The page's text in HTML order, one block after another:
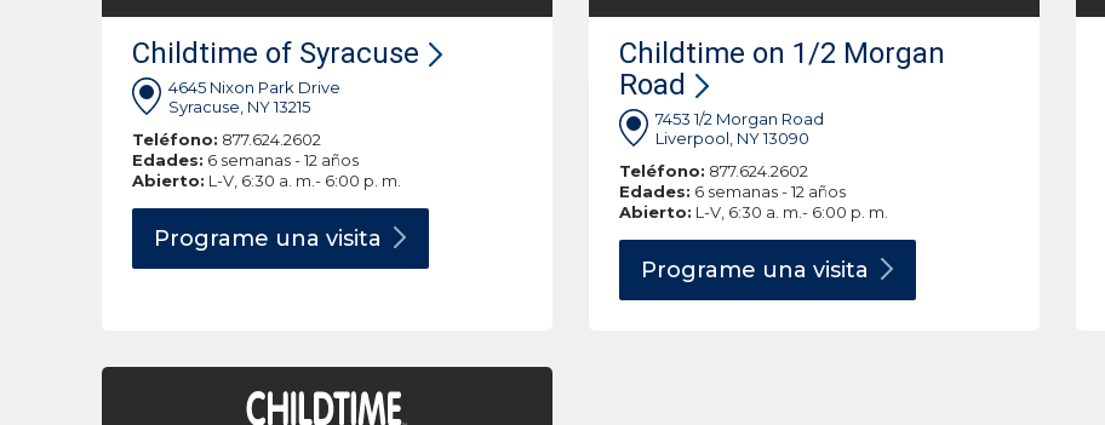
Childtime of Syracuse
4645 Nixon Park Drive
Syracuse, NY 13215
Teléfono: 877.624.2602
Edades: 6 semanas - 12 años
Abierto: L-V, 6:30 a. m.- 6:00 p. m.
Programe una visita
Childtime on 1/2 Morgan
Road
7453 1/2 Morgan Road
Liverpool, NY 13090
Teléfono: 877.624.2602
Edades: 6 semanas - 12 años
Abierto: L-V, 6:30 a. m.- 6:00 p. m.
Programe una visita